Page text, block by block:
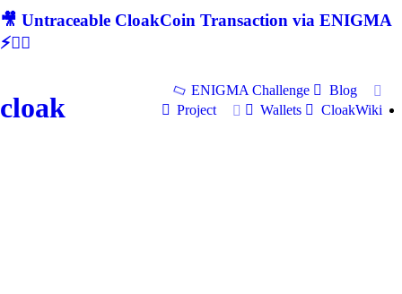
🎥 Untraceable CloakCoin Transaction via ENIGMA
⚡🕵‍♂
cloak
ENIGMA Challenge
Blog
Project
Wallets CloakWiki